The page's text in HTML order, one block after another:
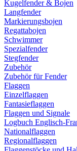
Kugelfender & Bojen
Langfender
Markierungsbojen
Regattabojen
Schwimmer
Spezialfender
Stegfender
Zubehör
Zubehör für Fender
Flaggen
Einzelflaggen
Fantasieflaggen
Flaggen und Signale
Logbuch Englisch-
Nationalflaggen
Regionalflaggen